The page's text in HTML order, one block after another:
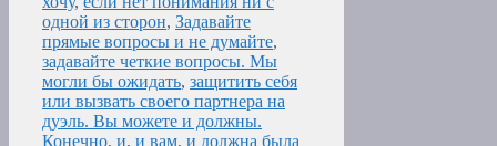
одной из сторон, Задавайте
прямые вопросы и не думайте,
задавайте четкие вопросы. Мы
могли бы ожидать, защитить себя
или вызвать своего партнера на
дуэль. Вы можете и должны.
Конечно, и, и вам, и должна была